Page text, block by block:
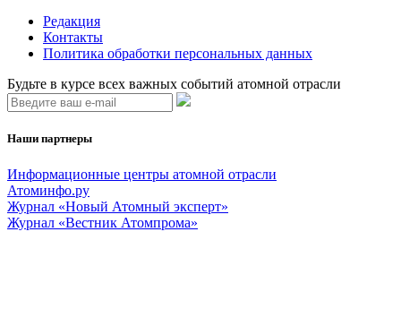
Редакция
Контакты
Политика обработки персональных данных
Будьте в курсе всех важных событий атомной отрасли
Наши партнеры
Информационные центры атомной отрасли
Атоминфо.ру
Журнал «Новый Атомный эксперт»
Журнал «Вестник Атомпрома»